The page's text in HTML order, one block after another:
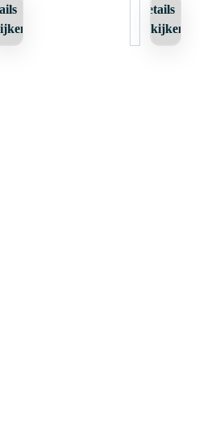
Details
bekijken